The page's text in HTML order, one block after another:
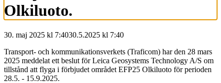
Olkiluoto.
30. maj 2025 kl 7:4030.5.2025 kl 7:40
Transport- och kommunikationsverkets (Traficom) har den 28 mars
2025 meddelat ett beslut för Leica Geosystems Technology A/S om
tillstånd att flyga i förbjudet området EFP25 Olkiluoto för perioden
28.5. - 15.9.2025.